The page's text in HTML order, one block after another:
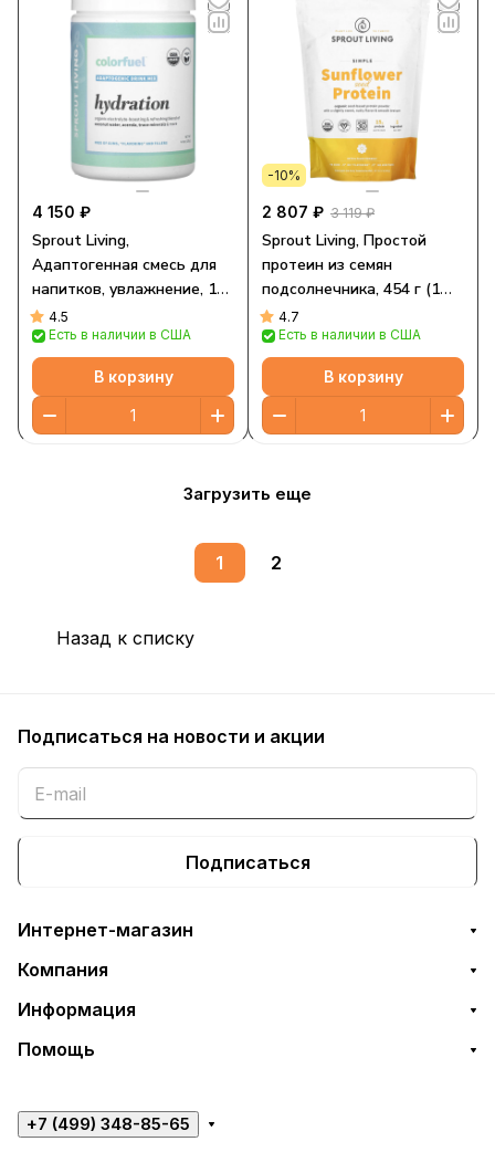
4 150 ₽
Sprout Living,
Адаптогенная смесь для
напитков, увлажнение, 125
г (4,4 унции)
4.5
Есть в наличии в США
В корзину
-10%
2 807 ₽ 3 119 ₽
Sprout Living, Простой
протеин из семян
подсолнечника, 454 г (1
фунт)
4.7
Есть в наличии в США
В корзину
Загрузить еще
1 2
Назад к списку
Подписаться на новости и акции
Подписаться
Интернет-магазин
Компания
Информация
Помощь
+7 (499) 348-85-65